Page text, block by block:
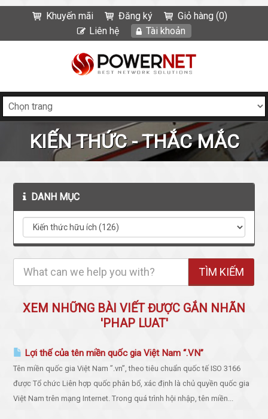
Khuyến mãi Đăng ký
Giỏ hàng (0)
Liên hệ
Tài khoản
KIẾN THỨC - THẮC MẮC
DANH MỤC
XEM NHỮNG BÀI VIẾT ĐƯỢC GẮN NHÃN
'PHAP LUAT'
Lợi thế của tên miền quốc gia Việt Nam “.VN”
Tên miền quốc gia Việt Nam ”.vn”, theo tiêu chuẩn quốc tế ISO 3166
được Tổ chức Liên hợp quốc phân bổ, xác định là chủ quyền quốc gia
Việt Nam trên mạng Internet. Trong quá trình hội nhập, tên miền...